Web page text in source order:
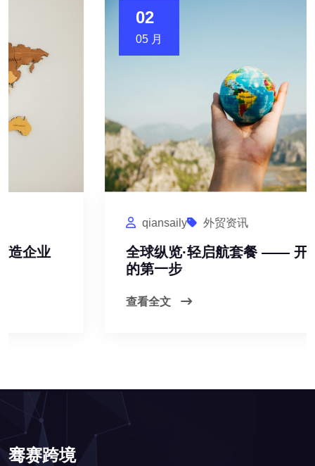
外贸资讯
全球纵览·轻启航套餐 —— 开启企业出海
骞赛跨境